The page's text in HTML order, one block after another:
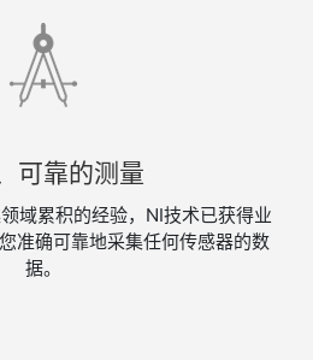
可靠​的​测量
域累积的经验，​NI​技术已获得业
准确​可靠地采集​任何​传感器​​的​数
据。